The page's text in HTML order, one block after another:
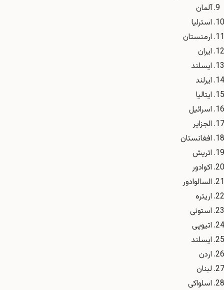
آلمان
استرلیا
ارمنستان
ایران
ایسلند
ایرلند
ایتالیا
اسرائیل
الجزایر
افغانستان
اتریش
اکوادور
السالوادور
اریتره
استونی
اتیوپی
ایسلند
اردن
لبنان
اسلواکی